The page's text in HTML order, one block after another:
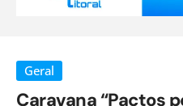
Geral
Caravana “Pactos